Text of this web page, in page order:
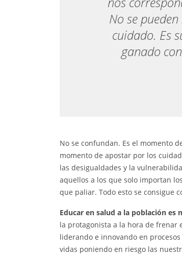
No se
cuidado. Es
ganado
No se confundan. Es el momento
momento de apostar por los
las desigualdades y la
aquellos a los que solo importan
que paliar. Todo esto se consigue
Educar en salud a la población es
la protagonista a la hora de frenar
liderando e innovando en
vidas poniendo en riesgo las